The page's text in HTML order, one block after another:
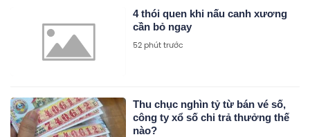
4 thói quen khi nấu canh xương
cần bỏ ngay
52 phút trước
Thu chục nghìn tỷ từ bán vé số,
công ty xổ số chi trả thưởng thế
nào?